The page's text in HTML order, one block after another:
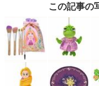
この記事の